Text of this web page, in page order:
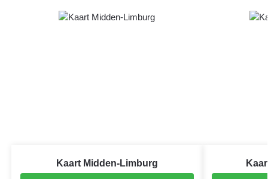
Kaart Midden-Limburg